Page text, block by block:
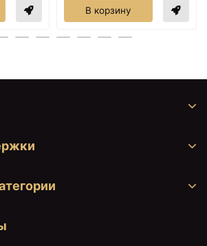
43860 ₽
Полотенцесушитель
4603759409504
В корзину